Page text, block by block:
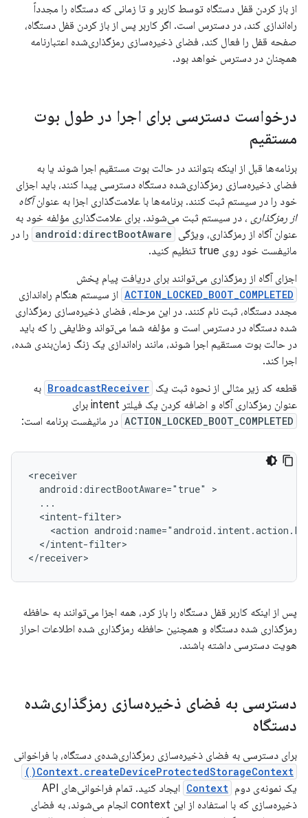
از باز کردن قفل دستگاه توسط کاربر و تا زمانی که دستگاه را مجدداً
راه‌اندازی کند، در دسترس است. اگر کاربر پس از باز کردن قفل دستگاه،
صفحه قفل را فعال کند، فضای ذخیره‌سازی رمزگذاری‌شده اعتبارنامه
همچنان در دسترس خواهد بود.
درخواست دسترسی برای اجرا در طول بوت
مستقیم
برنامه‌ها قبل از اینکه بتوانند در حالت بوت مستقیم اجرا شوند یا به
فضای ذخیره‌سازی رمزگذاری‌شده دستگاه دسترسی پیدا کنند، باید اجزای
خود را در سیستم ثبت کنند. برنامه‌ها با علامت‌گذاری اجزا به عنوانآگاه
از رمزگذاری ، در سیستم ثبت می‌شوند. برای علامت‌گذاری مؤلفه خود به
عنوان آگاه از رمزگذاری، ویژگی android:directBootAware را در
مانیفست خود روی true تنظیم کنید.
اجزای آگاه از رمزگذاری می‌توانند برای دریافت پیام پخش
ACTION_LOCKED_BOOT_COMPLETED از سیستم هنگام راه‌اندازی
مجدد دستگاه، ثبت نام کنند. در این مرحله، فضای ذخیره‌سازی رمزگذاری
شده دستگاه در دسترس است و مؤلفه شما می‌تواند وظایفی را که باید
در حالت بوت مستقیم اجرا شوند، مانند راه‌اندازی یک زنگ زمان‌بندی شده،
اجرا کند.
قطعه کد زیر مثالی از نحوه ثبت یک BroadcastReceiver به
عنوان رمزگذاری آگاه و اضافه کردن یک فیلتر intent برای
ACTION_LOCKED_BOOT_COMPLETED در مانیفست برنامه است:
android:directBootAware="true"
<action
</intent-filter>
</receiver>
پس از اینکه کاربر قفل دستگاه را باز کرد، همه اجزا می‌توانند به حافظه
رمزگذاری شده دستگاه و همچنین حافظه رمزگذاری شده اطلاعات احراز
هویت دسترسی داشته باشند.
دسترسی به فضای ذخیره‌سازی رمزگذاری‌شده
دستگاه
برای دسترسی به فضای ذخیره‌سازی رمزگذاری‌شده‌ی دستگاه، با فراخوانی
Context.createDeviceProtectedStorageContext()
یک نمونه‌ی دوم Context
ایجاد کنید. تمام فراخوانی‌های API
ذخیره‌سازی که با استفاده از این context انجام می‌شوند، به فضای